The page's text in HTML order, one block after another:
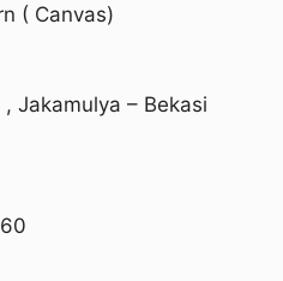
( Canvas)
Jakamulya – Bekasi